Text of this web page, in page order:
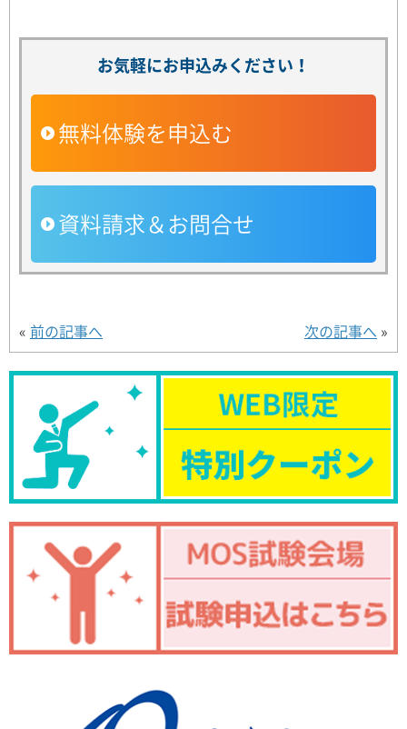
お気軽にお申込みください！
無料体験を申込む
資料請求＆お問合せ
« 前の記事へ 次の記事へ »